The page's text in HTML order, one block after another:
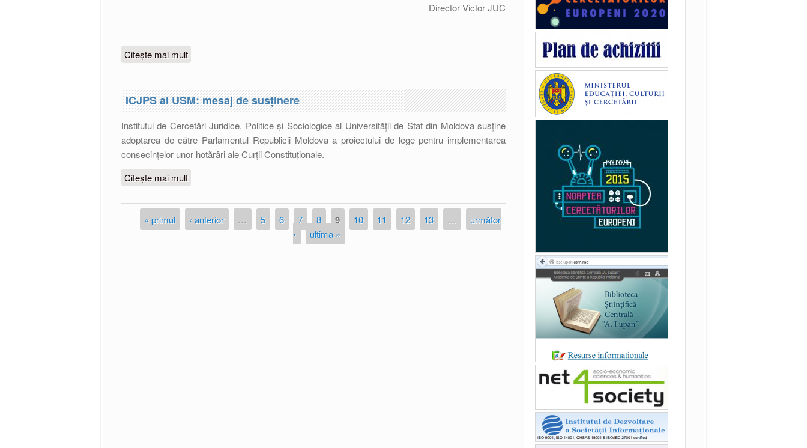
Director Victor JUC
Citește mai mult
ICJPS al USM: mesaj de susținere
Institutul de Cercetări Juridice, Politice și Sociologice al Universității de Stat din Moldova susține
adoptarea de către Parlamentul Republicii Moldova a proiectului de lege pentru implementarea
consecințelor unor hotărâri ale Curții Constituționale.
Citește mai mult
Pagini
« primul ‹ anterior … 5 6 7 8 9 10 11 12 13 …
următor
›
ultima »